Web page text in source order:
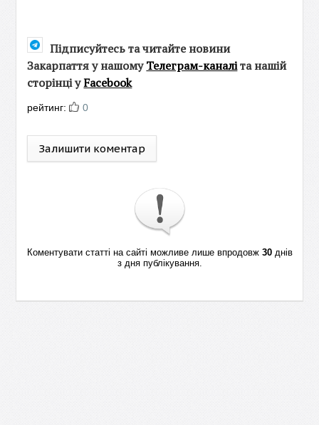
Підписуйтесь та читайте новини
Закарпаття у нашомуТелеграм-каналіта нашій
сторінці уFacebook
рейтинг: 0
Залишити коментар
Коментувати статті на сайті можливе лише впродовж 30днів
з дня публікування.